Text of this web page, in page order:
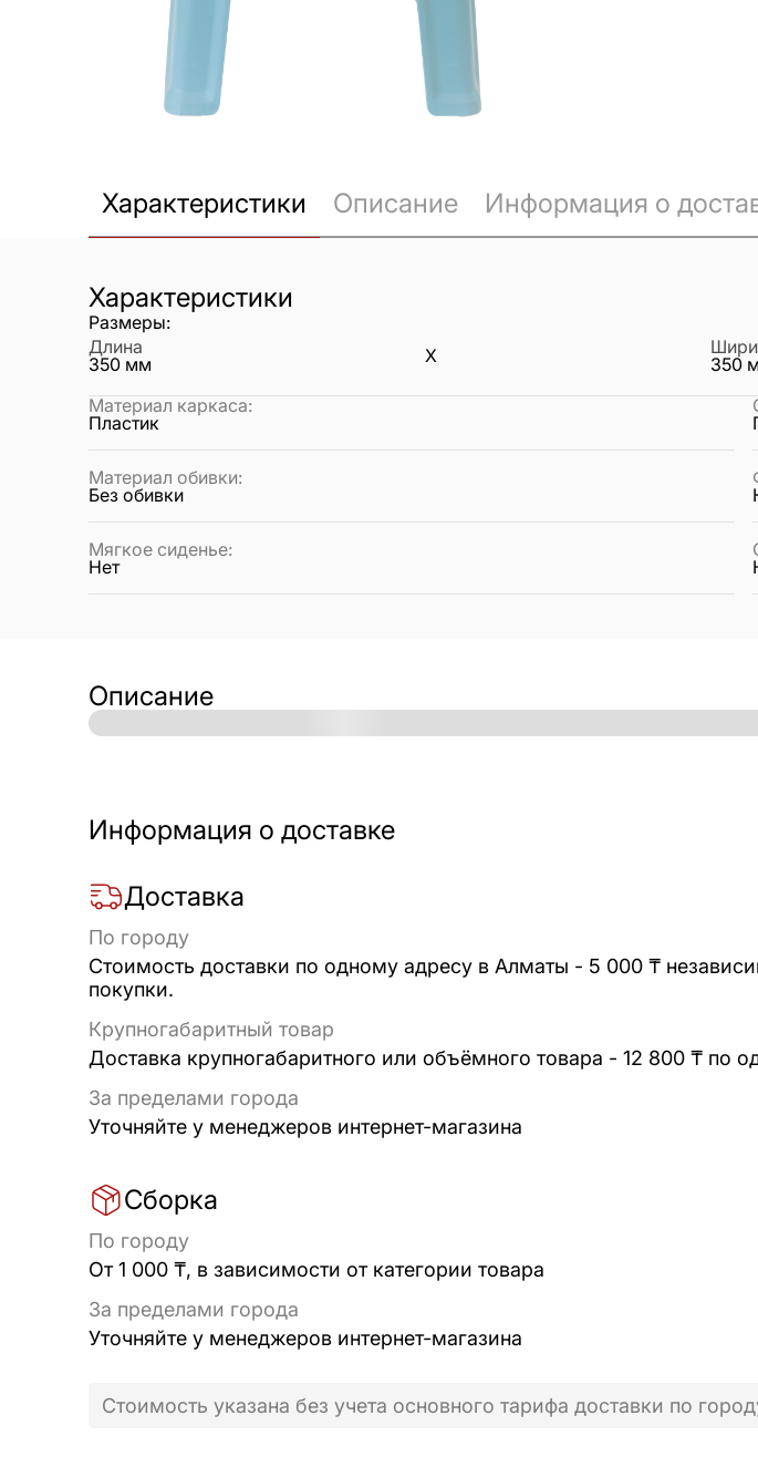
Характеристики Описание Информация о
Характеристики
Размеры:
Длина
350 мм X
350
Материал каркаса:
Пластик
Материал обивки:
Без обивки
Мягкое сиденье:
Нет
Описание
Информация о доставке
Доставка
По городу
Стоимость доставки по одному адресу в Алматы - 5 000 ₸
покупки.
Крупногабаритный товар
Доставка крупногабаритного или объёмного товара - 12 800 ₸ по
За пределами города
Уточняйте у менеджеров интернет-магазина
Сборка
По городу
От 1 000 ₸, в зависимости от категории товара
За пределами города
Уточняйте у менеджеров интернет-магазина
Стоимость указана без учета основного тарифа доставки по